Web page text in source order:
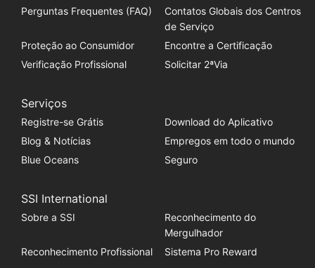
Perguntas Frequentes (FAQ)
Contatos Globais dos Centros
de Serviço
Proteção ao Consumidor
Encontre a Certificação
Verificação Profissional
Solicitar 2ªVia
Serviços
Registre-se Grátis
Download do Aplicativo
Blog & Notícias
Empregos em todo o mundo
Blue Oceans
Seguro
SSI International
Sobre a SSI
Reconhecimento do
Mergulhador
Reconhecimento Profissional
Sistema Pro Reward